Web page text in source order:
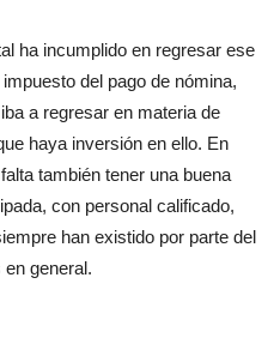
ha incumplido en regresar ese
del pago de nómina,
a regresar en materia de
haya inversión en ello. En
también tener una buena
con personal calificado,
han existido por parte del
general.